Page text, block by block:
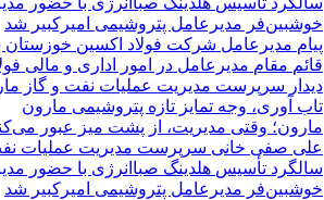
خوشبین‌فر مدیرعامل پتروشیمی امیرکبیر شد
پیام مدیرعامل شرکت فولاد اکسین خوزستان
قائم مقام مدیرعامل در امور اداری و مالی
دیدار سرپرست مدیریت عملیات نفت و گاز
تاب آوری، وجه تمایز تازه پتروشیمی مارون
مارون؛ وقتی مدیریت، از پشت میز عبور
علی صفی خانی سرپرست مدیریت عملیات
سالگرد تأسیس هلدینگ صباانرژی با حضور
خوشبین‌فر مدیرعامل پتروشیمی امیرکبیر شد